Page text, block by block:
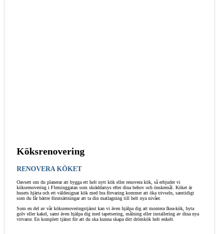
Köksrenovering
RENOVERA KÖKET
Oavsett om du planerar att bygga ett helt nytt kök eller renovera kök, så erbjuder vi
köksrenovering i Fleminggatan som skräddarsys efter dina behov och önskemål. Köket är
husets hjärta och ett väldesignat kök med bra förvaring kommer att öka trivseln, samtidigt
som du får bättre förutsättningar att ta din matlagning till helt nya nivåer.
Som en del av vår köksrenoveringstjänst kan vi även hjälpa dig att montera Ikea-kök, byta
golv eller kakel, samt även hjälpa dig med tapetsering, målning eller installering av dina nya
vitvaror. En komplett tjänst för att du ska kunna skapa ditt drömkök helt enkelt.